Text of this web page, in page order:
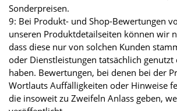
Sonderpreisen.
9: Bei Produkt- und Shop-Bewertungen
unseren Produktdetailseiten können wir
dass diese nur von solchen Kunden
oder Dienstleistungen tatsächlich
haben. Bewertungen, bei denen bei der
Wortlauts Auffälligkeiten oder Hinweise
die insoweit zu Zweifeln Anlass geben,